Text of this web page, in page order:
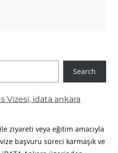
Search
Vizesi, idata ankara
ziyareti veya eğitim amacıyla
başvuru süreci karmaşık ve